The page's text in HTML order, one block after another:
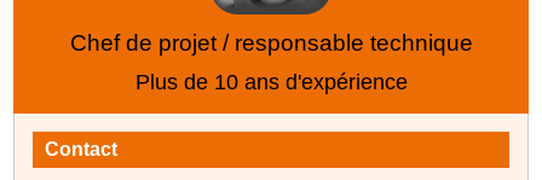
Chef de projet / responsable technique
Plus de 10 ans d'expérience
Contact